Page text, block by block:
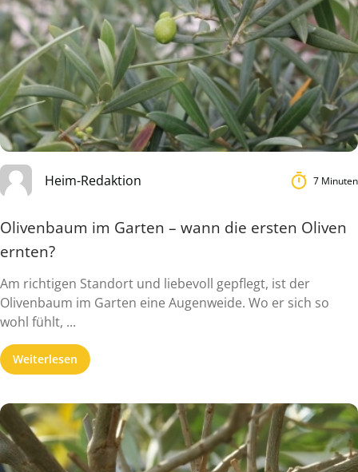
Heim-Redaktion 7 Minuten
Olivenbaum im Garten – wann die ersten Oliven
ernten?
Am richtigen Standort und liebevoll gepflegt, ist der
Olivenbaum im Garten eine Augenweide. Wo er sich so
wohl fühlt, ...
Weiterlesen